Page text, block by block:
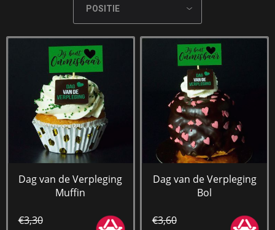
Dag van de Verpleging
Muffin
€3,30
Dag van de Verpleging
Bol
€3,60